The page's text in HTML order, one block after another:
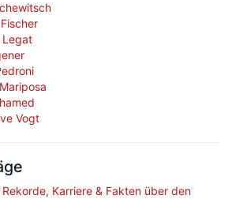
Legat
Vogt
Karriere & Fakten über den